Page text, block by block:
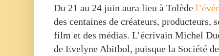
Du 21 au 24 juin aura lieu à Tolède
des centaines de créateurs, producteurs,
film et des médias. L’écrivain Michel
de Evelyne Abitbol, puisque la Société